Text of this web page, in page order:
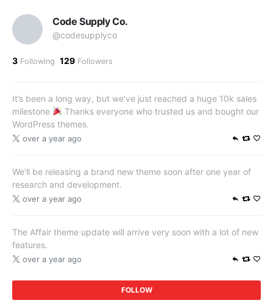
Code Supply Co.
@codesupplyco
3 Following 129 Followers
It’s been a long way, but we’ve just reached a huge 10k sales
milestone
Thanks everyone who trusted us and bought our
WordPress themes.
over a year ago
We’ll be releasing a brand new theme soon after one year of
research and development.
over a year ago
The Affair theme update will arrive very soon with a lot of new
features.
over a year ago
FOLLOW